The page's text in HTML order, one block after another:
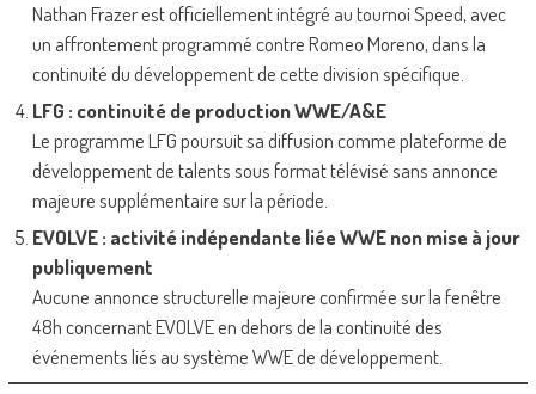
Nathan Frazer est officiellement intégré au tournoi Speed, avec
un affrontement programmé contre Romeo Moreno, dans la
continuité du développement de cette division spécifique.
LFG : continuité de production WWE/A&E
Le programme LFG poursuit sa diffusion comme plateforme de
développement de talents sous format télévisé sans annonce
majeure supplémentaire sur la période.
EVOLVE : activité indépendante liée WWE non mise à jour
publiquement
Aucune annonce structurelle majeure confirmée sur la fenêtre
48h concernant EVOLVE en dehors de la continuité des
événements liés au système WWE de développement.